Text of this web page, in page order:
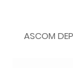
ASCOM